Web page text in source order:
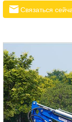
нагруженных
Эффективная
крупных
инфраструктуры,
масштабных
объемов
Связаться